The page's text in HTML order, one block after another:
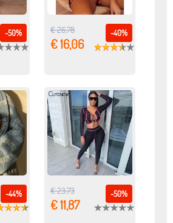
-50% -40%
€ 26,78
€ 16,06
-44% -50%
€ 23,73
€ 11,87